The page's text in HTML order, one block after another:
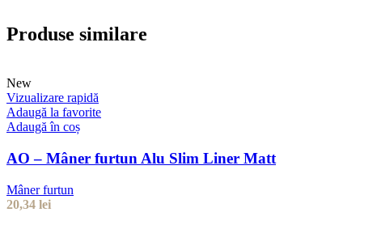
Produse similare
New
Vizualizare rapidă
Adaugă la favorite
Adaugă în coș
AO – Mâner furtun Alu Slim Liner Matt
Mâner furtun
20,34 lei